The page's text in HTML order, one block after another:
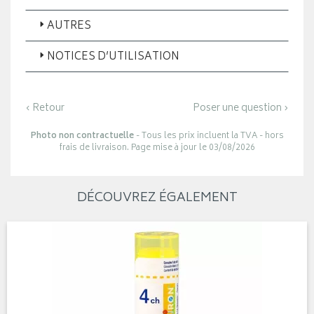
AUTRES
NOTICES D’UTILISATION
‹ Retour Poser une question ›
Photo non contractuelle- Tous les prix incluent la TVA - hors
frais de livraison. Page mise à jour le 03/08/2026
DÉCOUVREZ ÉGALEMENT